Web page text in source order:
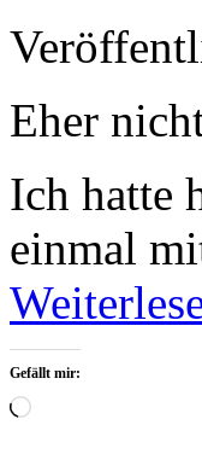
Eher
Ich hatte
einmal
Gefällt mir:
Wird